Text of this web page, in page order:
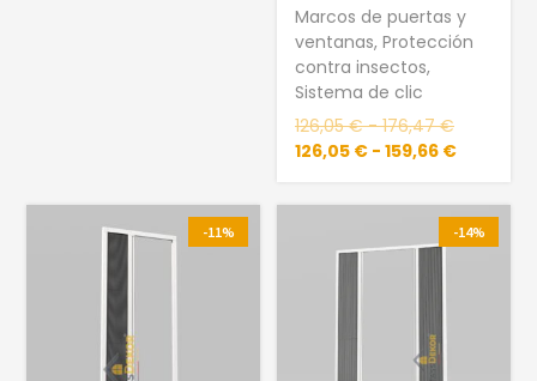
Marcos de puertas y
ventanas, Protección
contra insectos,
Sistema de clic
126,05€ - 176,47€
126,05 € - 159,66 €
-11% -14%